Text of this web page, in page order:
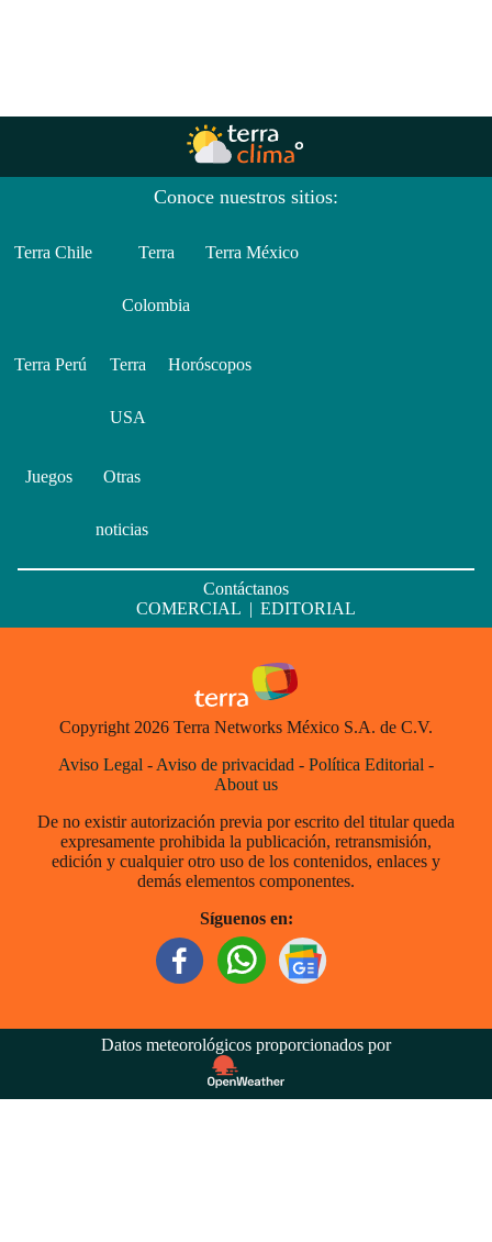
Conoce nuestros sitios:
Terra Chile Terra
Colombia
Terra México
Terra Perú Terra
USA
Horóscopos
Juegos Otras
noticias
Contáctanos
COMERCIAL | EDITORIAL
Copyright 2026 Terra Networks México S.A. de C.V.
Aviso Legal - Aviso de privacidad - Política Editorial -
About us
De no existir autorización previa por escrito del titular queda
expresamente prohibida la publicación, retransmisión,
edición y cualquier otro uso de los contenidos, enlaces y
demás elementos componentes.
Síguenos en:
Datos meteorológicos proporcionados por